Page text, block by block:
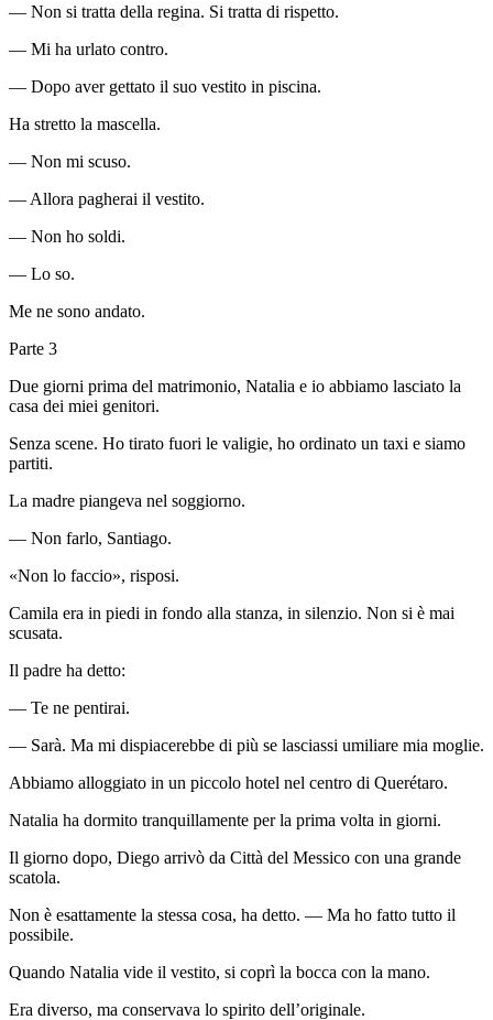
— Non si tratta della regina. Si tratta di rispetto.
— Mi ha urlato contro.
— Dopo aver gettato il suo vestito in piscina.
Ha stretto la mascella.
— Non mi scuso.
— Allora pagherai il vestito.
— Non ho soldi.
— Lo so.
Me ne sono andato.
Parte 3
Due giorni prima del matrimonio, Natalia e io abbiamo lasciato la
casa dei miei genitori.
Senza scene. Ho tirato fuori le valigie, ho ordinato un taxi e siamo
partiti.
La madre piangeva nel soggiorno.
— Non farlo, Santiago.
«Non lo faccio», risposi.
Camila era in piedi in fondo alla stanza, in silenzio. Non si è mai
scusata.
Il padre ha detto:
— Te ne pentirai.
— Sarà. Ma mi dispiacerebbe di più se lasciassi umiliare mia moglie.
Abbiamo alloggiato in un piccolo hotel nel centro di Querétaro.
Natalia ha dormito tranquillamente per la prima volta in giorni.
Il giorno dopo, Diego arrivò da Città del Messico con una grande
scatola.
Non è esattamente la stessa cosa, ha detto. — Ma ho fatto tutto il
possibile.
Quando Natalia vide il vestito, si coprì la bocca con la mano.
Era diverso, ma conservava lo spirito dell’originale.